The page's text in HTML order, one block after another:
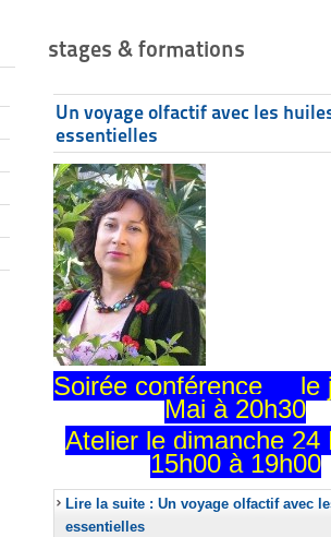
stages & formations
Un voyage olfactif avec les
essentielles
Soirée conférence le
Mai à 20h30
Atelier le dimanche 24
15h00 à 19h00
Lire la suite : Un voyage olfactif avec
essentielles